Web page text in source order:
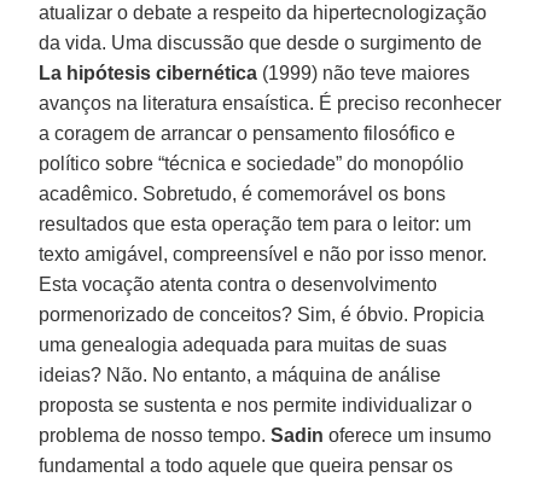
atualizar o debate a respeito da hipertecnologização
da vida. Uma discussão que desde o surgimento de
La hipótesis cibernética (1999) não teve maiores
avanços na literatura ensaística. É preciso reconhecer
a coragem de arrancar o pensamento filosófico e
político sobre “técnica e sociedade” do monopólio
acadêmico. Sobretudo, é comemorável os bons
resultados que esta operação tem para o leitor: um
texto amigável, compreensível e não por isso menor.
Esta vocação atenta contra o desenvolvimento
pormenorizado de conceitos? Sim, é óbvio. Propicia
uma genealogia adequada para muitas de suas
ideias? Não. No entanto, a máquina de análise
proposta se sustenta e nos permite individualizar o
problema de nosso tempo.Sadin oferece um insumo
fundamental a todo aquele que queira pensar os